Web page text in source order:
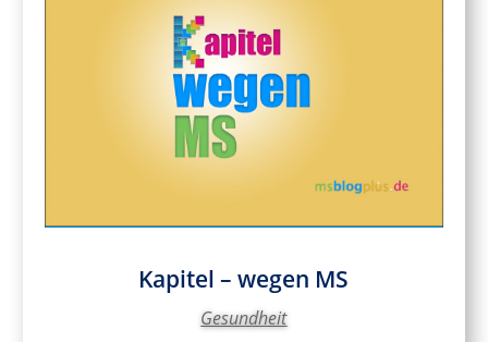
Kapitel – wegen MS
Gesundheit